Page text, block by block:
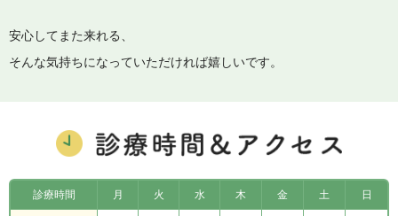
安心してまた来れる、
そんな気持ちになっていただければ嬉しいです。
診療時間 月 火 水 木 金 土 日